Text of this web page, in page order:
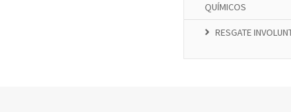
QUÍMICOS
RESGATE